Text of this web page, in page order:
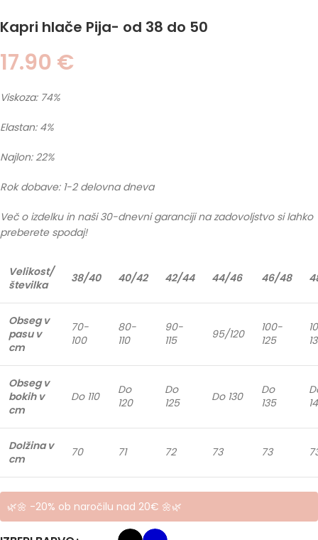
Kapri hlače Pija- od 38 do 50
17.90 €
Viskoza: 74%
Elastan: 4%
Najlon: 22%
Rok dobave: 1-2 delovna dneva
Več o izdelku in naši 30-dnevni garanciji na zadovoljstvo si lahko
preberete spodaj!
Velikost/
številka
38/40 40/42 42/44 44/46 46/48
Obseg v
pasu v
cm
70-
100
80-
110
90-
115
95/120
100-
125
Obseg v
bokih v
cm
Do 110
Do
120
Do
125
Do 130
Do
135
Dolžina v
cm
70 71 72 73 73
🌿🌼 -20% ob naročilu nad 20€ 🌼🌿